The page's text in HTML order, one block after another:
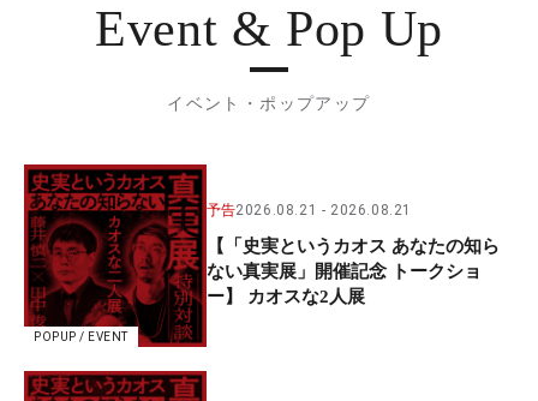
Event & Pop Up
イベント・ポップアップ
POPUP / EVENT
予告2026.08.21 2026.08.21
【「史実というカオス あなたの知ら
ない真実展」開催記念 トークショ
ー】 カオスな2人展